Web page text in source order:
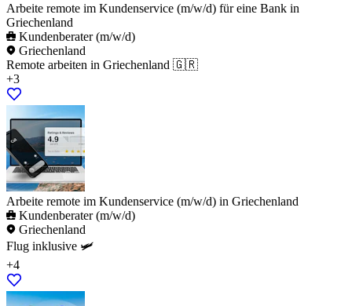
Arbeite remote im Kundenservice (m/w/d) für eine Bank in
Griechenland
Kundenberater (m/w/d)
Griechenland
Remote arbeiten in Griechenland 🇬🇷
+3
Arbeite remote im Kundenservice (m/w/d) in Griechenland
Kundenberater (m/w/d)
Griechenland
Flug inklusive 🛩️
+4